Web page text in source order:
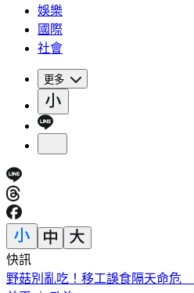
娛樂
國際
社會
更多
快訊
快訊／熊本今晚又震！規模4.5「